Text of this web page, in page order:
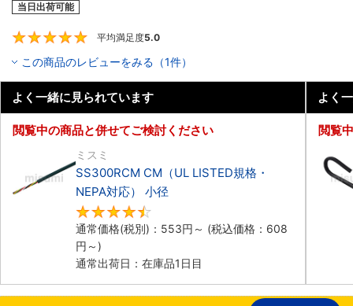
当日出荷可能
平均満足度5.0
この商品のレビューをみる（1件）
よく一緒に見られています
閲覧中の商品と併せてご検討ください
ミスミ
SS300RCM CM（UL LISTED規格・
NEPA対応） 小径
通常価格(税別)： 553円 ～ (税込価格： 608
円 ～)
通常出荷日：在庫品1日目
よく
閲覧